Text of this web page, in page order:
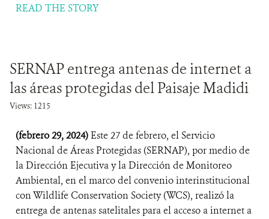
READ THE STORY
SERNAP entrega antenas de internet a
las áreas protegidas del Paisaje Madidi
Views: 1215
(febrero 29, 2024)Este 27 de febrero, el Servicio
Nacional de Áreas Protegidas (SERNAP), por medio de
la Dirección Ejecutiva y la Dirección de Monitoreo
Ambiental, en el marco del convenio interinstitucional
con Wildlife Conservation Society (WCS), realizó la
entrega de antenas satelitales para el acceso a internet a